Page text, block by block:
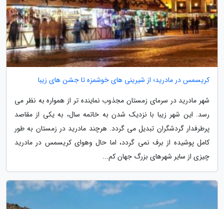
کریسمس در مادرید؛ از شیرینی های خوشمزه تا جشن های زیبا
شهر مادرید در سرمای زمستان مجذوب نماینده تر از همواره به نظر می
رسد. این شهر زیبا با نزدیک شدن به خاتمه سال، به یکی از مقاصد
پرطرفدار گردشگران تبدیل می گردد. هرچند مادرید در زمستان به طور
کامل پوشیده از برف نمی گردد، اما حال وهوای کریسمس در مادرید
چیزی از سایر شهرهای بزرگ جهان کم...